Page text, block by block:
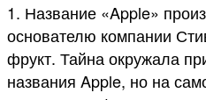
1. Название «Apple»
основателю компании
фрукт. Тайна окружала
названия Apple, но на